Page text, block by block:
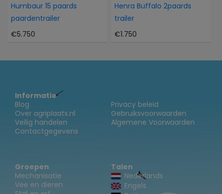
Humbaur 15 paards
paardentrailer
€5.750
Henra Buffalo 2paards
trailer
€1.750
Informatie
Blog
Over agriplaats.nl
Veilig handelen
Contactgegevens
Privacy beleid
Gebruiksvoorwaarden
Algemene Voorwaarden
Groepen
Mechanisatie
Vee en dieren
Talen
Nederlands
Engels